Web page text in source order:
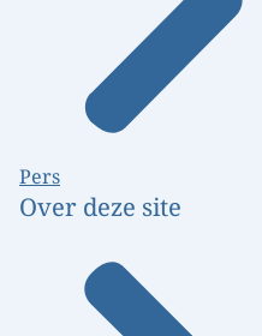
Pers
Over deze site